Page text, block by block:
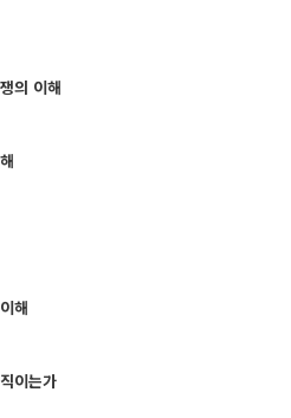
의 이해
해
이는가